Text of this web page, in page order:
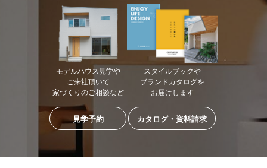
モデルハウス見学や
ご来社頂いて
家づくりのご相談など
見学予約
スタイルブックや
ブランドカタログを
お届けします
カタログ・資料請求